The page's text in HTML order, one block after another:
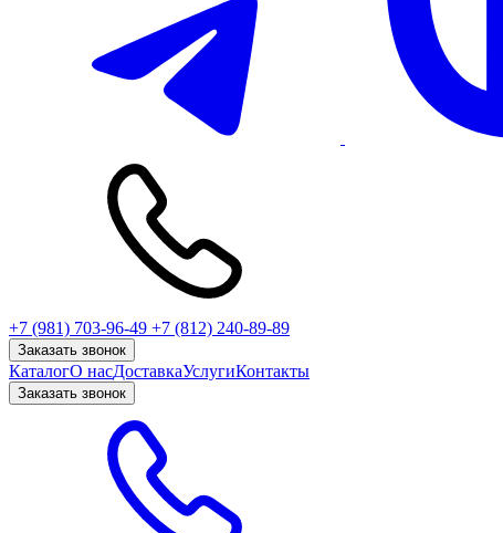
+7 (981) 703-96-49 +7 (812) 240-89-89
Заказать звонок
КаталогО насДоставкаУслугиКонтакты
Заказать звонок